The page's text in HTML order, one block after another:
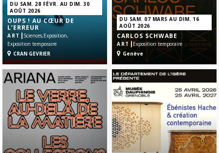
DU SAM. 28 FÉVR. AU DIM. 30
AOÛT 2026
OUPS ! AU CŒUR DE
L’ERREUR
ART | Sciences,Exposition,
Exposition temporaire
CRAN GEVRIER
DU SAM. 07 MARS AU DIM. 16
AOÛT 2026
CARLOS SCHWABE
ART|Exposition temporaire
Genève